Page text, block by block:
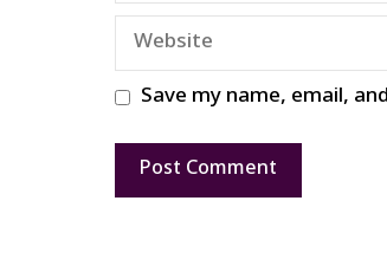
Website
Save my name, email,